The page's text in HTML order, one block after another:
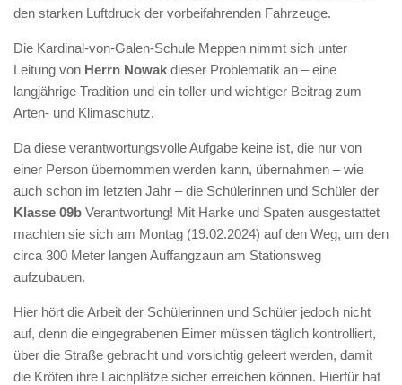
den starken Luftdruck der vorbeifahrenden Fahrzeuge.
Die Kardinal-von-Galen-Schule Meppen nimmt sich unter
Leitung von Herrn Nowak dieser Problematik an – eine
langjährige Tradition und ein toller und wichtiger Beitrag zum
Arten- und Klimaschutz.
Da diese verantwortungsvolle Aufgabe keine ist, die nur von
einer Person übernommen werden kann, übernahmen – wie
auch schon im letzten Jahr – die Schülerinnen und Schüler der
Klasse 09b Verantwortung! Mit Harke und Spaten ausgestattet
machten sie sich am Montag (19.02.2024) auf den Weg, um den
circa 300 Meter langen Auffangzaun am Stationsweg
aufzubauen.
Hier hört die Arbeit der Schülerinnen und Schüler jedoch nicht
auf, denn die eingegrabenen Eimer müssen täglich kontrolliert,
über die Straße gebracht und vorsichtig geleert werden, damit
die Kröten ihre Laichplätze sicher erreichen können. Hierfür hat